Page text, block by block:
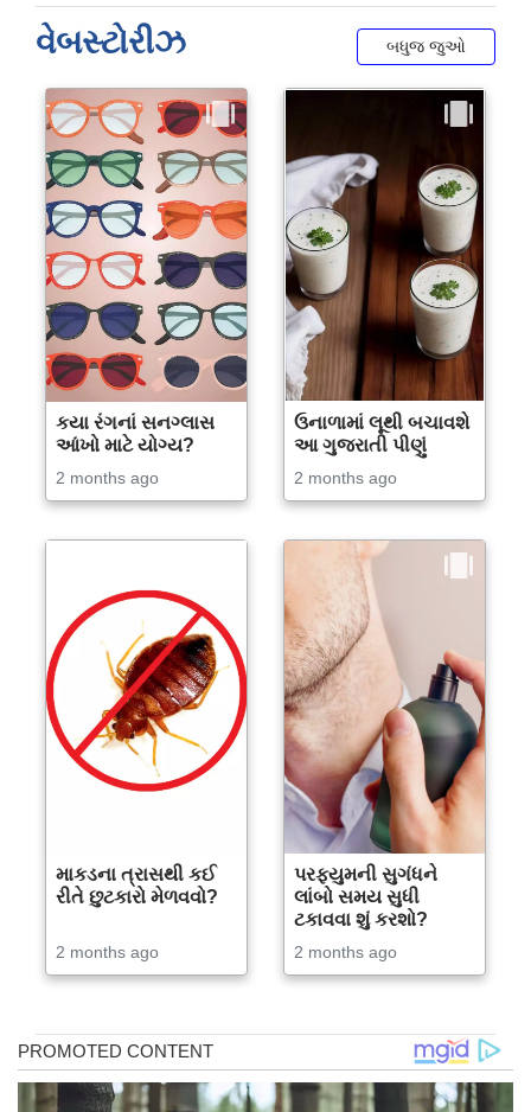
વેબસ્ટોરીઝ બધુજ જુઓ
કયા રંગનાં સનગ્લાસ
આંખો માટે યોગ્ય?
2 months ago
ઉનાળામાં લૂથી બચાવશે
આ ગુજરાતી પીણું
2 months ago
માકડના ત્રાસથી કઈ
રીતે છુટકારો મેળવવો?
2 months ago
પરફ્યુમની સુગંધને
લાંબો સમય સુધી
ટકાવવા શું કરશો?
2 months ago